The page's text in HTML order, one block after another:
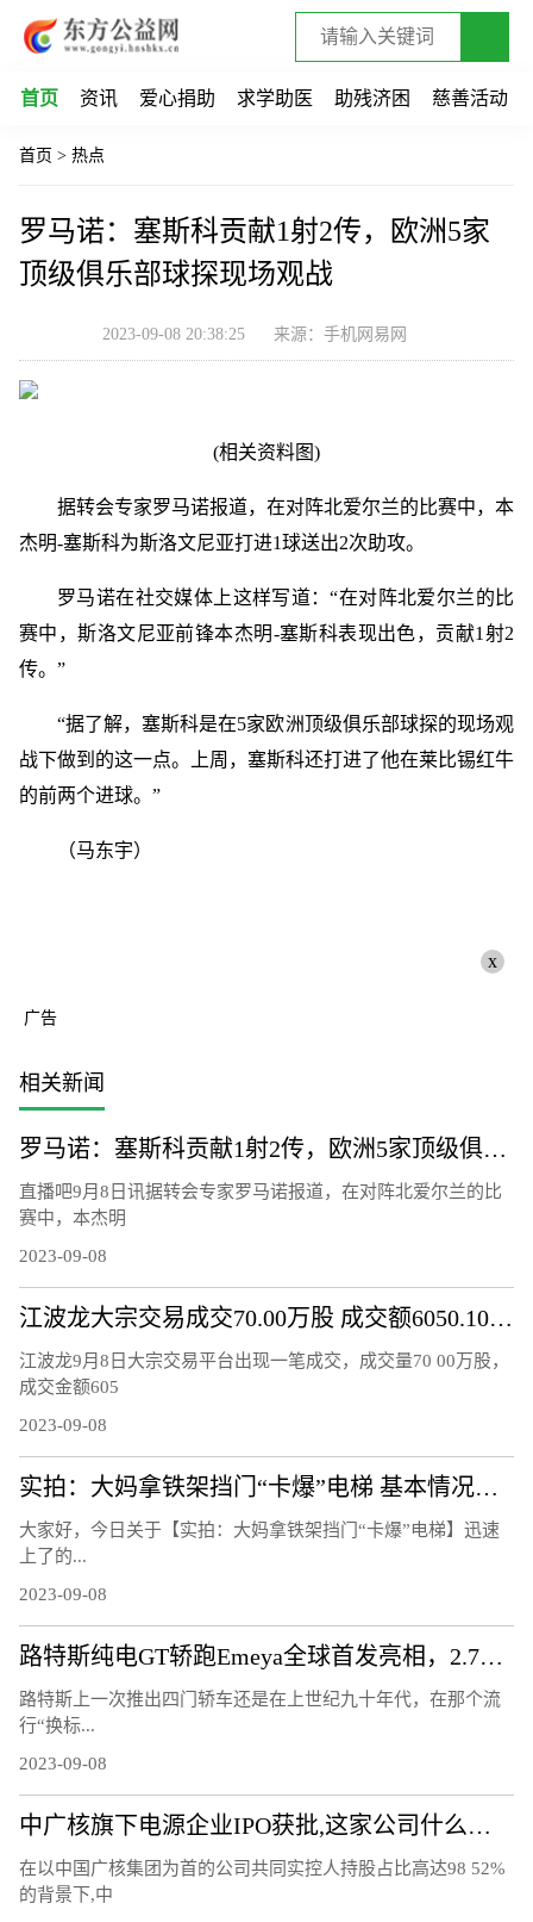
首页 资讯 爱心捐助 求学助医 助残济困 慈善活动
首页 > 热点
罗马诺：塞斯科贡献1射2传，欧洲5家
顶级俱乐部球探现场观战
2023-09-08 20:38:25 来源：手机网易网
(相关资料图)
据转会专家罗马诺报道，在对阵北爱尔兰的比赛中，本
杰明-塞斯科为斯洛文尼亚打进1球送出2次助攻。
罗马诺在社交媒体上这样写道：“在对阵北爱尔兰的比
赛中，斯洛文尼亚前锋本杰明-塞斯科表现出色，贡献1射2
传。”
“据了解，塞斯科是在5家欧洲顶级俱乐部球探的现场观
战下做到的这一点。上周，塞斯科还打进了他在莱比锡红牛
的前两个进球。”
（马东宇）
x
广告
相关新闻
罗马诺：塞斯科贡献1射2传，欧洲5家顶级俱乐部球探现场观战
直播吧9月8日讯据转会专家罗马诺报道，在对阵北爱尔兰的比
赛中，本杰明
2023-09-08
江波龙大宗交易成交70.00万股 成交额6050.10万元
江波龙9月8日大宗交易平台出现一笔成交，成交量70 00万股，
成交金额605
2023-09-08
实拍：大妈拿铁架挡门“卡爆”电梯 基本情况讲解
大家好，今日关于【实拍：大妈拿铁架挡门“卡爆”电梯】迅速
上了的...
2023-09-08
路特斯纯电GT轿跑Emeya全球首发亮相，2.78秒破百，2024年投产
路特斯上一次推出四门轿车还是在上世纪九十年代，在那个流
行“换标...
2023-09-08
中广核旗下电源企业IPO获批,这家公司什么来头?
在以中国广核集团为首的公司共同实控人持股占比高达98 52%
的背景下,中